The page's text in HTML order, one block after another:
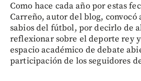
Como hace cada año por estas
Carreño, autor del blog, convocó
sabios del fútbol, por decirlo de
reflexionar sobre el deporte rey
espacio académico de debate
participación de los seguidores